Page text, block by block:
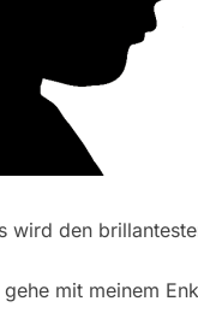
wird den
mit meinem